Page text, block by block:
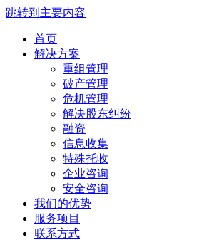
跳转到主要内容
首页
解决方案
重组管理
破产管理
危机管理
解决股东纠纷
融资
信息收集
特殊托收
企业咨询
安全咨询
我们的优势
服务项目
联系方式